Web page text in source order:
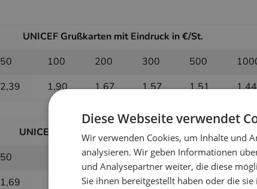
UNICEF Grußkarten mit Eindruck in €/St.
50 100 200 300 500
2,39 1,90 1,67 1,57 1,51 1,44
UNICEF Grußkarten ohne Eindruck in €/St.
50 200 300 500
1000
1,69 1,39 1,35 1,33 1,29
Diese Webseite verwendet
Wir verwenden Cookies, um Inhalte und
analysieren. Wir geben Informationen
und Analysepartner weiter, die diese
Sie ihnen bereitgestellt haben oder die